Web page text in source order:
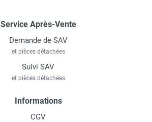
Service Après-Vente
Demande de SAV
et pièces détachées
Suivi SAV
et pièces détachées
Informations
CGV